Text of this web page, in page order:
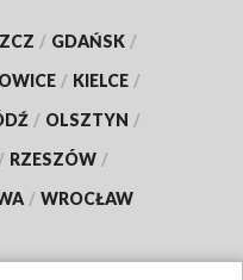
/ GDAŃSK /
/ KIELCE /
/ OLSZTYN /
/ RZESZÓW /
/ WROCŁAW